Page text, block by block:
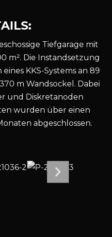
AILS:
Tiefgarage mit
m². Die Instandsetzung
KKS-Systems an 89
m Wandsockel. Dabei
und Diskretanoden
wurden über einen
abgeschlossen.